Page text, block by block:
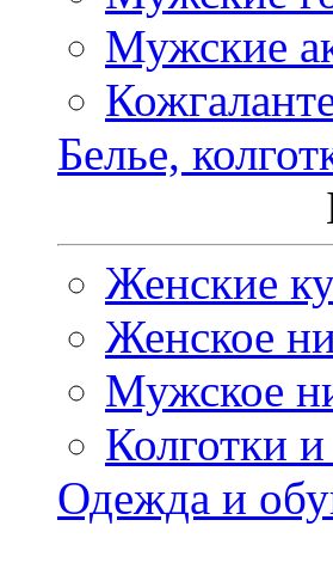
Мужские
Белье,
Женские
Женское
Мужское
Колготки
Одежда и